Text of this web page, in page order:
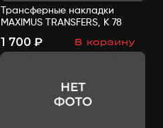
Трансферные накладки
MAXIMUS TRANSFERS, К 78
1 700 ₽ В корзину
- +